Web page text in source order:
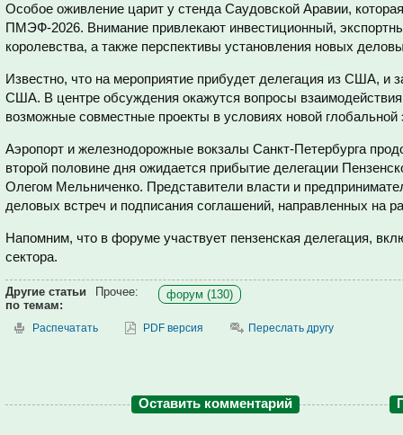
Особое оживление царит у стенда Саудовской Аравии,
ПМЭФ-2026. Внимание привлекают инвестиционный,
королевства, а также перспективы установления новых
Известно, что на мероприятие прибудет делегация из США, и
США. В центре обсуждения окажутся вопросы
возможные совместные проекты в условиях новой глобальной
Аэропорт и железнодорожные вокзалы Санкт-Петербурга
второй половине дня ожидается прибытие делегации
Олегом Мельниченко. Представители власти и
деловых встреч и подписания соглашений, направленных на
Напомним, что в форуме участвует пензенская делегация,
сектора.
Другие статьи
по темам:
Прочее: форум (130)
Распечатать PDF версия Переслать другу
Оставить комментарий